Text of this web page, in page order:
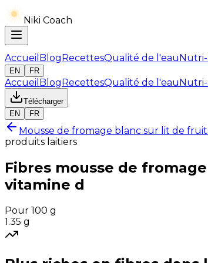
Niki Coach
Accueil BlogRecettesQualité de l'eauNutri-
EN
FR
Accueil BlogRecettesQualité de l'eauNutri-
Télécharger
EN
FR
Mousse de fromage blanc sur lit de
produits laitiers
Fibres mousse de
vitamine d
Pour 100 g
1.35 g